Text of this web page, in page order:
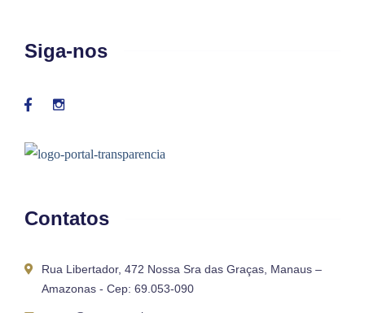
Siga-nos
Contatos
Rua Libertador, 472 Nossa Sra das Graças, Manaus –
Amazonas - Cep: 69.053-090